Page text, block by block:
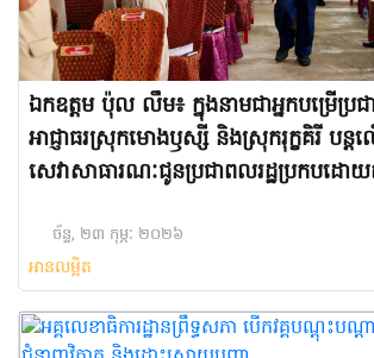
ឯកឧត្តម ប៉ុល លឹម៖ ក្នុងនាមជាអ្នកបម្រើប្រ
អាជ្ញាធរស្រុកមោងឫស្សី និងស្រុករុក្ខគិរី បន្ត
សេវាសាធារណៈជូនប្រជាពលរដ្ឋប្រកបដោយ
ច័ន្ទ, ២៣ កុម្ភៈ ២០២៦
អានលម្អិត